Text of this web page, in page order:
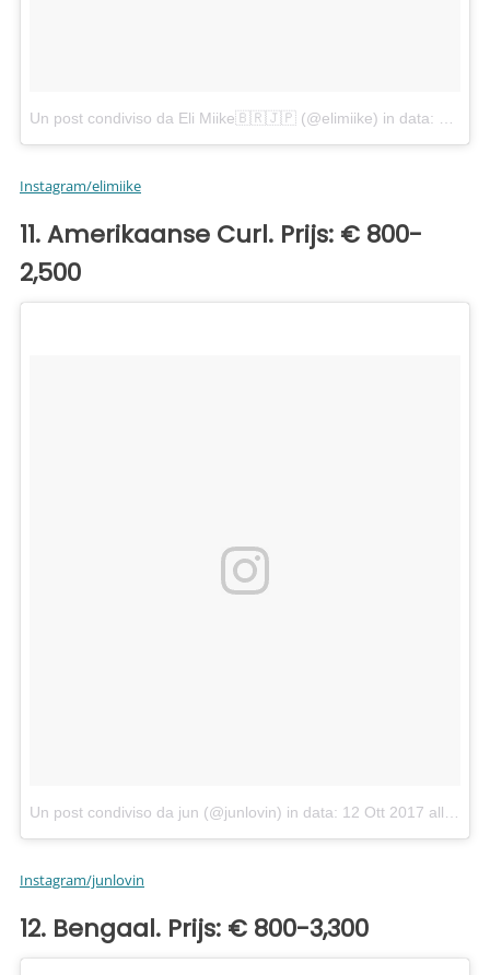
Un post condiviso da Eli Miike🇧🇷🇯🇵 (@elimiike) in data: 31
Instagram/elimiike
11. Amerikaanse Curl. Prijs: € 800-
2,500
Un post condiviso da jun (@junlovin) in data: 12 Ott 2017 alle ore 17:47 PDT
Instagram/junlovin
12. Bengaal. Prijs: € 800-3,300